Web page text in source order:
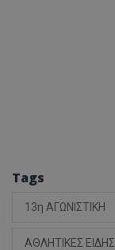
Tags
13η ΑΓΩΝΙΣΤΙΚΗ
ΑΘΛΗΤΙΚΕΣ